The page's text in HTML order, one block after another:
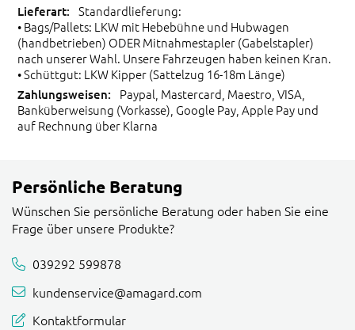
Standardlieferung:
• Bags/Pallets: LKW mit Hebebühne und Hubwagen
(handbetrieben) ODER Mitnahmestapler (Gabelstapler)
nach unserer Wahl. Unsere Fahrzeugen haben keinen Kran.
• Schüttgut: LKW Kipper (Sattelzug 16-18m Länge)
Paypal, Mastercard, Maestro, VISA,
Banküberweisung (Vorkasse), Google Pay, Apple Pay und
auf Rechnung über Klarna
Persönliche Beratung
Wünschen Sie persönliche Beratung oder haben Sie eine
Frage über unsere Produkte?
039292 599878
kundenservice@amagard.com
Kontaktformular